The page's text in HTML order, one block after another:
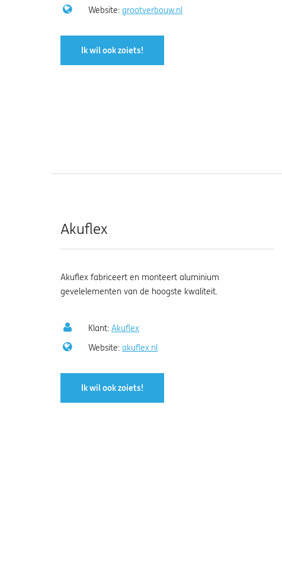
Website:grootverbouw.nl
Ik wil ook zoiets!
Akuflex
Akuflex fabriceert en monteert aluminium
gevelelementen van de hoogste kwaliteit.
Klant:Akuflex
Website:akuflex.nl
Ik wil ook zoiets!